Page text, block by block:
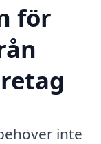
för
inte